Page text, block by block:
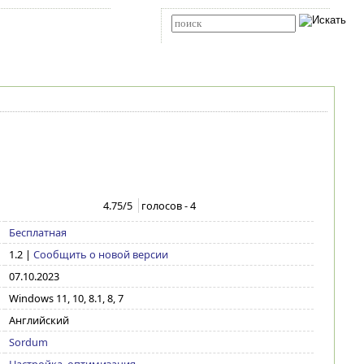
4.75/5 голосов -4
Бесплатная
1.2| Сообщить о новой версии
07.10.2023
Windows 11, 10, 8.1, 8, 7
Английский
Sordum